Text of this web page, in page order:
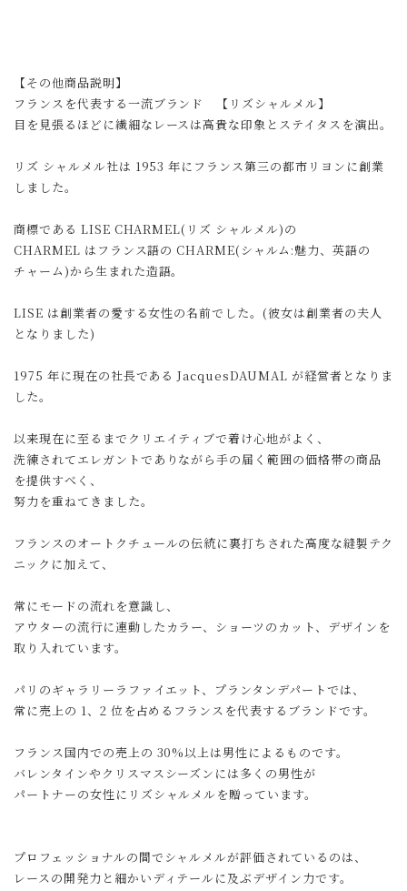
【その他商品説明】
フランスを代表する一流ブランド 【リズシャルメル】
目を見張るほどに繊細なレースは高貴な印象とステイタスを演出。
リズ シャルメル社は 1953 年にフランス第三の都市リヨンに創業
しました。
商標である LISE CHARMEL(リズ シャルメル)の
CHARMEL はフランス語の CHARME(シャルム:魅力、英語の
チャーム)から生まれた造語。
LISE は創業者の愛する女性の名前でした。(彼女は創業者の夫人
となりました)
1975 年に現在の社長である JacquesDAUMAL が経営者となりま
した。
以来現在に至るまでクリエイティブで着け心地がよく、
洗練されてエレガントでありながら手の届く範囲の価格帯の商品
を提供すべく、
努力を重ねてきました。
フランスのオートクチュールの伝統に裏打ちされた高度な縫製テク
ニックに加えて、
常にモードの流れを意識し、
アウターの流行に連動したカラー、ショーツのカット、デザインを
取り入れています。
パリのギャラリーラファイエット、プランタンデパートでは、
常に売上の 1、2 位を占めるフランスを代表するブランドです。
フランス国内での売上の 30%以上は男性によるものです。
バレンタインやクリスマスシーズンには多くの男性が
パートナーの女性にリズシャルメルを贈っています。
プロフェッショナルの間でシャルメルが評価されているのは、
レースの開発力と細かいディテールに及ぶデザイン力です。